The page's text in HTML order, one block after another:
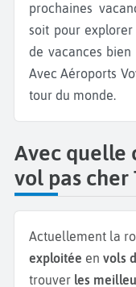
prochaines
soit pour
de vacances
Avec Aéroports
tour du monde.
Avec quelle
vol pas cher
Actuellement la
exploitée en vols
trouver les